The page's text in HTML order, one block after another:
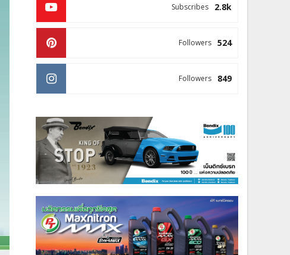
2.8k
Subscribes
524
Followers
849
Followers